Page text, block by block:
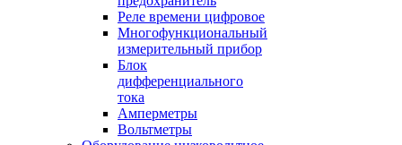
Реле времени цифровое
Многофункциональный
измерительный прибор
Блок
дифференциального
тока
Амперметры
Вольтметры